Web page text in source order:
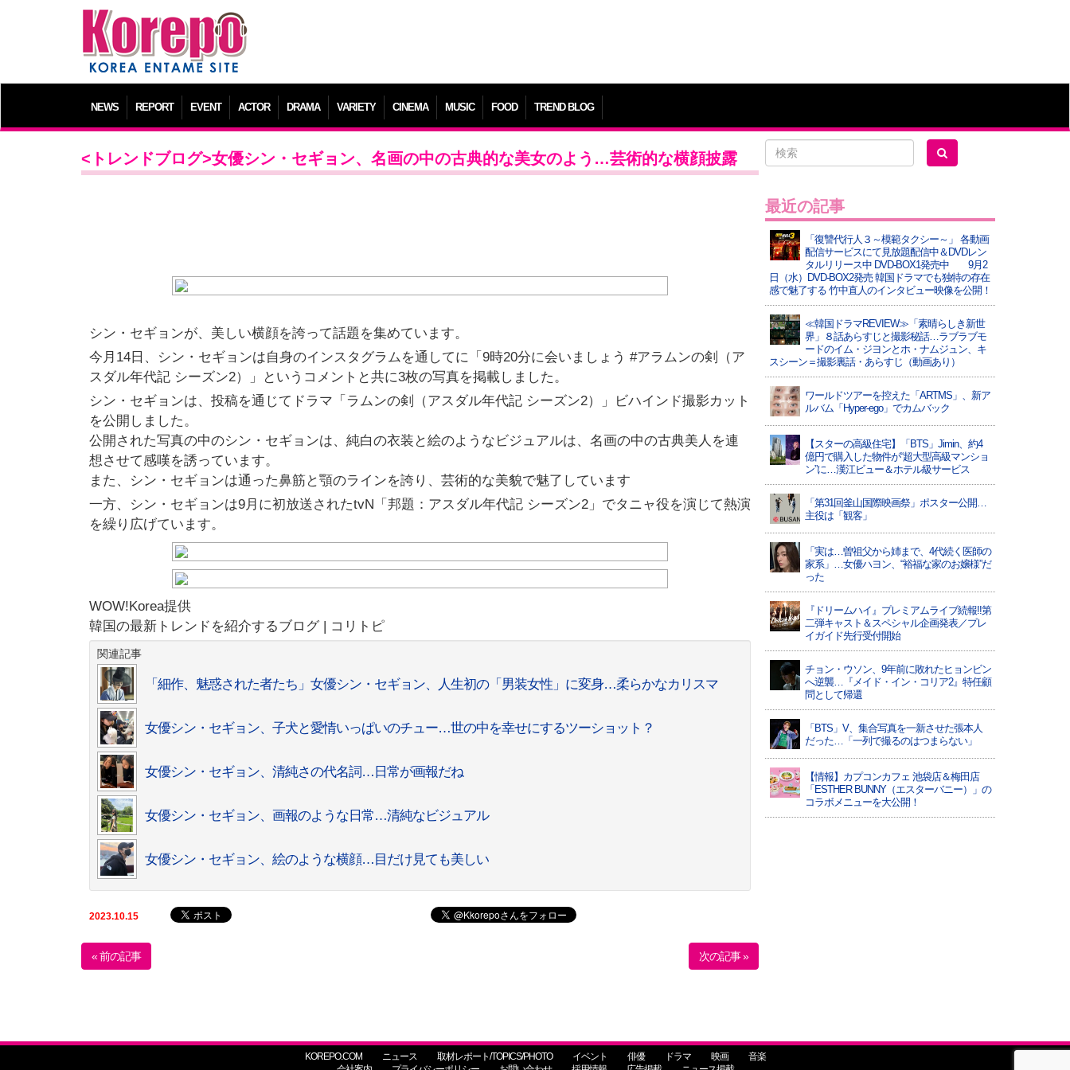
NEWS REPORT EVENT ACTOR DRAMA VARIETY CINEMA MUSIC FOOD TREND BLOG
<トレンドブログ>女優シン・セギョン、名画の中の古典的な美女のよう…芸術的な横顔披露
シン・セギョンが、美しい横顔を誇って話題を集めています。
今月14日、シン・セギョンは自身のインスタグラムを通してに「9時20分に会いましょう #アラムンの剣（ア
スダル年代記 シーズン2）」というコメントと共に3枚の写真を掲載しました。
シン・セギョンは、投稿を通じてドラマ「ラムンの剣（アスダル年代記 シーズン2）」ビハインド撮影カット
を公開しました。
公開された写真の中のシン・セギョンは、純白の衣装と絵のようなビジュアルは、名画の中の古典美人を連
想させて感嘆を誘っています。
また、シン・セギョンは通った鼻筋と顎のラインを誇り、芸術的な美貌で魅了しています
一方、シン・セギョンは9月に初放送されたtvN「邦題：アスダル年代記 シーズン2」でタニャ役を演じて熱演
を繰り広げています。
WOW!Korea提供
韓国の最新トレンドを紹介するブログ | コリトピ
関連記事
「細作、魅惑された者たち」女優シン・セギョン、人生初の「男装女性」に変身…柔らかなカリスマ
女優シン・セギョン、子犬と愛情いっぱいのチュー…世の中を幸せにするツーショット？
女優シン・セギョン、清純さの代名詞…日常が画報だね
女優シン・セギョン、画報のような日常…清純なビジュアル
女優シン・セギョン、絵のような横顔…目だけ見ても美しい
2023.10.15
« 前の記事 次の記事 »
最近の記事
「復讐代行人３～模範タクシー～」 各動画
配信サービスにて見放題配信中＆DVDレン
タルリリース中 DVD-BOX1発売中 9月2
日（水）DVD-BOX2発売 韓国ドラマでも独特の存在
感で魅了する 竹中直人のインタビュー映像を公開！
≪韓国ドラマREVIEW≫「素晴らしき新世
界」８話あらすじと撮影秘話…ラブラブモ
ードのイム・ジヨンとホ・ナムジュン、キ
スシーン＝撮影裏話・あらすじ（動画あり）
ワールドツアーを控えた「ARTMS」、新ア
ルバム「Hyper-ego」でカムバック
【スターの高級住宅】「BTS」Jimin、約4
億円で購入した物件が“超大型高級マンショ
ン”に…漢江ビュー＆ホテル級サービス
「第31回釜山国際映画祭」ポスター公開…
主役は「観客」
「実は…曽祖父から姉まで、4代続く医師の
家系」…女優ハヨン、“裕福な家のお嬢様”だ
った
『ドリームハイ』プレミアムライブ続報!!第
二弾キャスト＆スペシャル企画発表／プレ
イガイド先行受付開始
チョン・ウソン、9年前に敗れたヒョンビン
へ逆襲…『メイド・イン・コリア2』特任顧
問として帰還
「BTS」V、集合写真を一新させた張本人
だった…「一列で撮るのはつまらない」
【情報】カプコンカフェ 池袋店＆梅田店
「ESTHER BUNNY（エスターバニー）」の
コラボメニューを大公開！
KOREPO.COM ニュース 取材レポート/TOPICS/PHOTO イベント 俳優 ドラマ 映画
音楽